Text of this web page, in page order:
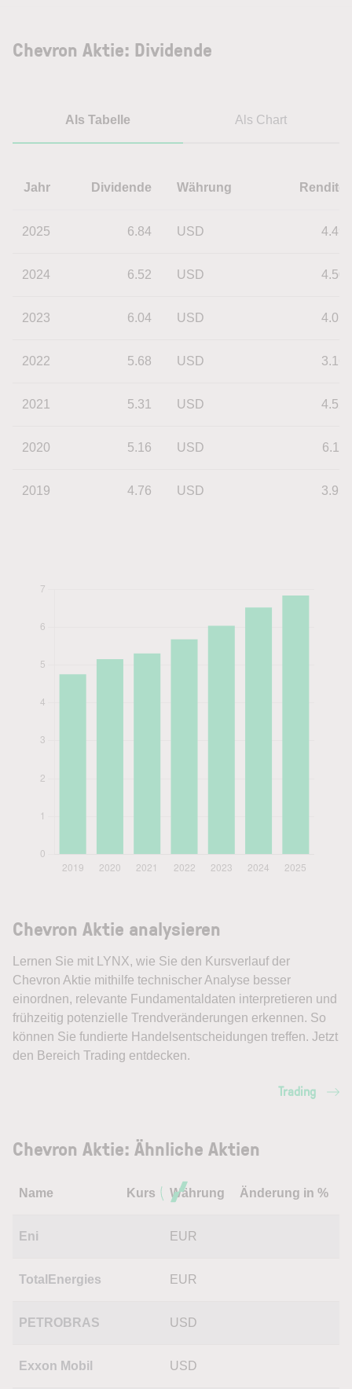
Chevron Aktie: Dividende
Als Tabelle Als Chart
Jahr Dividende Währung Rendite
2025 6.84 USD 4.49
2024 6.52 USD 4.50
2023 6.04 USD 4.05
2022 5.68 USD 3.16
2021 5.31 USD 4.52
2020 5.16 USD 6.11
2019 4.76 USD 3.95
Chevron Aktie analysieren
Lernen Sie mit LYNX, wie Sie den Kursverlauf der
Chevron Aktie mithilfe technischer Analyse besser
einordnen, relevante Fundamentaldaten interpretieren und
frühzeitig potenzielle Trendveränderungen erkennen. So
können Sie fundierte Handelsentscheidungen treffen. Jetzt
den Bereich Trading entdecken.
Trading
Chevron Aktie: Ähnliche Aktien
Name Kurs Währung Änderung in %
Eni EUR
TotalEnergies EUR
PETROBRAS USD
Exxon Mobil USD